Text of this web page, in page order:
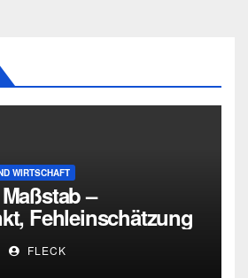
WIRTSCHAFT
–
Fehleinschätzung
intellektueller
FLECK